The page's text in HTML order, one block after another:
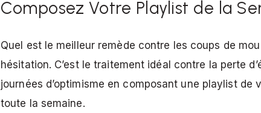
Composez Votre Playlist de la
Quel est le meilleur remède contre les coups de
hésitation. C’est le traitement idéal contre la perte
journées d’optimisme en composant une playlist de
toute la semaine.